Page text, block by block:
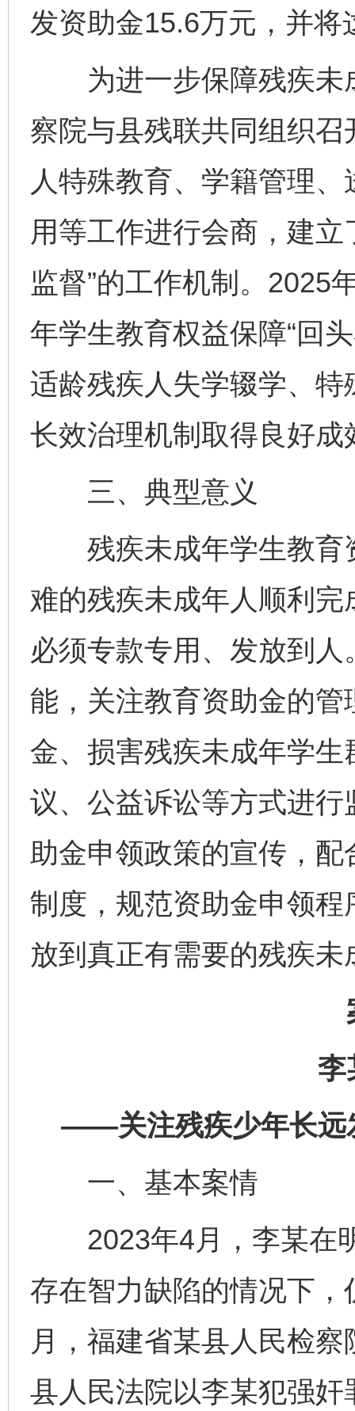
发资助金15.6万元，并
为进一步保障残疾未
察院与县残联共同组织
人特殊教育、学籍管理
用等工作进行会商，建
监督”的工作机制。2025
年学生教育权益保障“回
适龄残疾人失学辍学、
长效治理机制取得良好成
三、典型意义
残疾未成年学生教育
难的残疾未成年人顺利
必须专款专用、发放到
能，关注教育资助金的
金、损害残疾未成年学
议、公益诉讼等方式进
助金申领政策的宣传，
制度，规范资助金申领
放到真正有需要的残疾
李
——关注残疾少年长远
一、基本案情
2023年4月，李某在
存在智力缺陷的情况下
月，福建省某县人民检
县人民法院以李某犯强